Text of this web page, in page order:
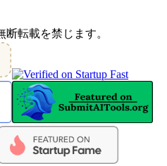
断転載を禁じます。